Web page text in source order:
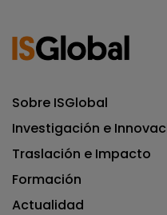
Sobre ISGlobal
Investigación e
Traslación e Impacto
Formación
Actualidad